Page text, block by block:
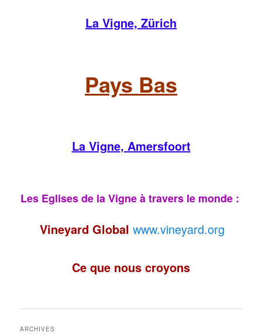
La Vigne, Zürich
Pays Bas
La Vigne, Amersfoort
Les Eglises de la Vigne à travers le monde :
Vineyard Global www.vineyard.org
Ce que nous croyons
ARCHIVES